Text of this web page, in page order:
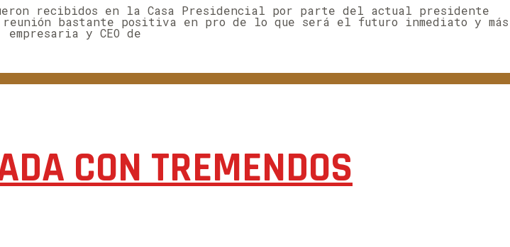
recibidos en la Casa Presidencial por parte del actual presidente
bastante positiva en pro de lo que será el futuro inmediato y más
y CEO de
CON TREMENDOS